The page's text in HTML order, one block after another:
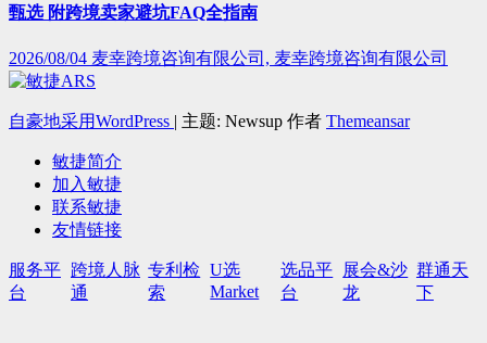
甄选 附跨境卖家避坑FAQ全指南
2026/08/04 麦幸跨境咨询有限公司, 麦幸跨境咨询有限公司
自豪地采用WordPress | 主题: Newsup 作者 Themeansar
敏捷简介
加入敏捷
联系敏捷
友情链接
服务平
台
跨境人脉
通
专利检
索
U选
Market
选品平
台
展会&沙
龙
群通天
下